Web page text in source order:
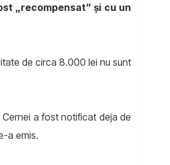
„recompensat” și cu un
de circa 8.000 lei nu sunt
Cernei a fost notificat deja de
a emis.